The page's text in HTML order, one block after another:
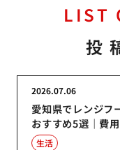
LIST
投
愛知県でレンジフ
おすすめ5選｜費
2026.07.06
生活